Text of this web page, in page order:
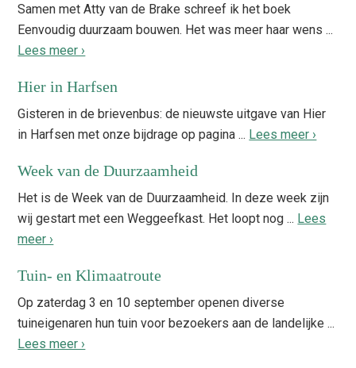
Samen met Atty van de Brake schreef ik het boek
Eenvoudig duurzaam bouwen. Het was meer haar wens ...
Lees meer ›
Hier in Harfsen
Gisteren in de brievenbus: de nieuwste uitgave van Hier
in Harfsen met onze bijdrage op pagina ... Lees meer ›
Week van de Duurzaamheid
Het is de Week van de Duurzaamheid. In deze week zijn
wij gestart met een Weggeefkast. Het loopt nog ... Lees
meer ›
Tuin- en Klimaatroute
Op zaterdag 3 en 10 september openen diverse
tuineigenaren hun tuin voor bezoekers aan de landelijke ...
Lees meer ›